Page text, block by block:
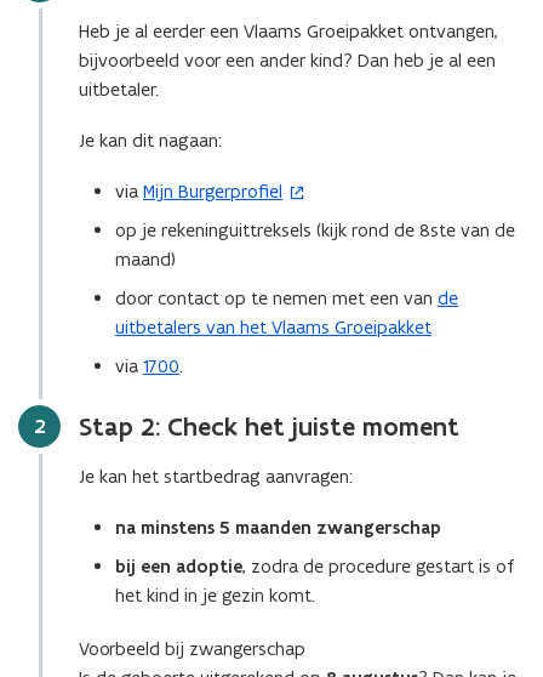
Heb je al eerder een Vlaams Groeipakket ontvangen,
bijvoorbeeld voor een ander kind? Dan heb je al een
uitbetaler.
Je kan dit nagaan:
via Mijn Burgerprofiel
(
o
p
n
t
i
n
e
v
e
s
op je rekeninguittreksels (kijk rond de 8ste van de
maand)
door contact op te nemen met een van de
uitbetalers van het Vlaams Groeipakket
via 1700.
Stap
2 Stap 2: Check het juiste moment
Je kan het startbedrag aanvragen:
na minstens 5 maanden zwangerschap
bij een adoptie, zodra de procedure gestart is of
het kind in je gezin komt.
Voorbeeld bij zwangerschap